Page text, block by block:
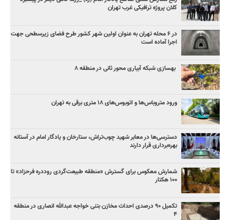
کلان پروژه‌ ترافیکی غرب تهران
در ۶ محله تهران به عنوان اولین شهر کشور طرح فضای زیرسطحی جهت
اجرا آماده است
بهسازی شبکه آبیاری محور ثانی در منطقه ۸
ورود متروباس‌ها و اتوبوس‌های ۱۸ متری برقی به تهران
دسترسی‌ها در معابر شهید چوب‌تراش، ستارخان و یادگار امام در آستانه
بهره‌برداری قرار دارند
شمارش معکوس برای گسترش «منطقه طبیعت‌گردی روددره فرحزاد» تا
۱۰۰ هکتار
تکمیل ۹۰ درصدی احداث مخازن بتنی خواجه عبدالله انصاری در منطقه
۴